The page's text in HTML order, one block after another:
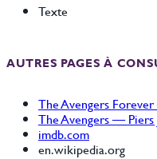
Texte
AUTRES PAGES À
The Avengers
The Avengers — Piers
imdb.com
en.wikipedia.org